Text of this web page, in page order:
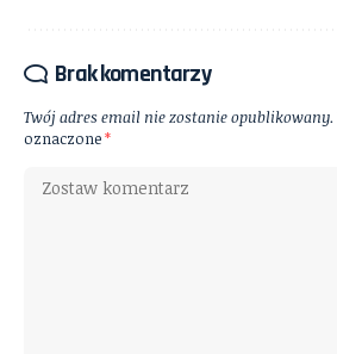
Brak komentarzy
Twój adres email nie zostanie opublikowany.
oznaczone*